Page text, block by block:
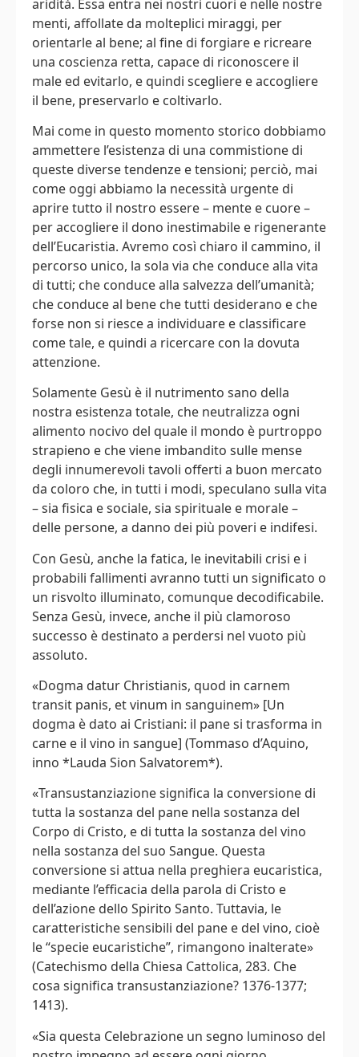
aridità. Essa entra nei nostri cuori e nelle nostre
menti, affollate da molteplici miraggi, per
orientarle al bene; al fine di forgiare e ricreare
una coscienza retta, capace di riconoscere il
male ed evitarlo, e quindi scegliere e accogliere
il bene, preservarlo e coltivarlo.
Mai come in questo momento storico dobbiamo
ammettere l’esistenza di una commistione di
queste diverse tendenze e tensioni; perciò, mai
come oggi abbiamo la necessità urgente di
aprire tutto il nostro essere – mente e cuore –
per accogliere il dono inestimabile e rigenerante
dell’Eucaristia. Avremo così chiaro il cammino, il
percorso unico, la sola via che conduce alla vita
di tutti; che conduce alla salvezza dell’umanità;
che conduce al bene che tutti desiderano e che
forse non si riesce a individuare e classificare
come tale, e quindi a ricercare con la dovuta
attenzione.
Solamente Gesù è il nutrimento sano della
nostra esistenza totale, che neutralizza ogni
alimento nocivo del quale il mondo è purtroppo
strapieno e che viene imbandito sulle mense
degli innumerevoli tavoli offerti a buon mercato
da coloro che, in tutti i modi, speculano sulla vita
– sia fisica e sociale, sia spirituale e morale –
delle persone, a danno dei più poveri e indifesi.
Con Gesù, anche la fatica, le inevitabili crisi e i
probabili fallimenti avranno tutti un significato o
un risvolto illuminato, comunque decodificabile.
Senza Gesù, invece, anche il più clamoroso
successo è destinato a perdersi nel vuoto più
assoluto.
«Dogma datur Christianis, quod in carnem
transit panis, et vinum in sanguinem» [Un
dogma è dato ai Cristiani: il pane si trasforma in
carne e il vino in sangue] (Tommaso d’Aquino,
inno *Lauda Sion Salvatorem*).
«Transustanziazione significa la conversione di
tutta la sostanza del pane nella sostanza del
Corpo di Cristo, e di tutta la sostanza del vino
nella sostanza del suo Sangue. Questa
conversione si attua nella preghiera eucaristica,
mediante l’efficacia della parola di Cristo e
dell’azione dello Spirito Santo. Tuttavia, le
caratteristiche sensibili del pane e del vino, cioè
le “specie eucaristiche”, rimangono inalterate»
(Catechismo della Chiesa Cattolica, 283. Che
cosa significa transustanziazione? 1376-1377;
1413).
«Sia questa Celebrazione un segno luminoso del